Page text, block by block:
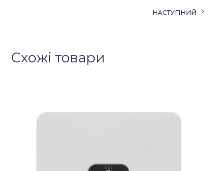
НАСТУПНИЙ
Схожі товари